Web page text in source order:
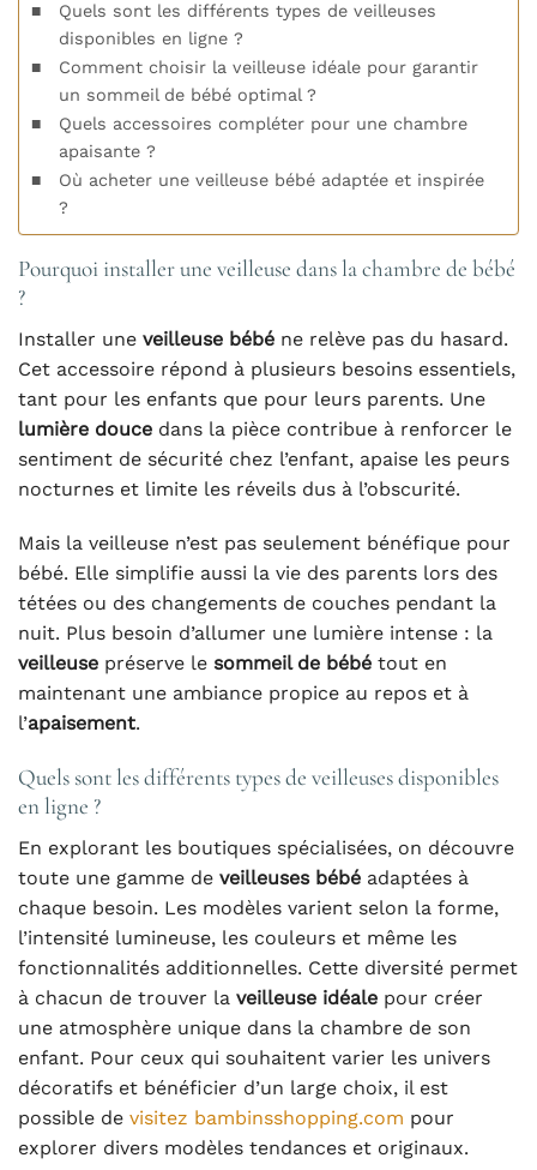
Quels sont les différents types de veilleuses
disponibles en ligne ?
Comment choisir la veilleuse idéale pour garantir
un sommeil de bébé optimal ?
Quels accessoires compléter pour une chambre
apaisante ?
Où acheter une veilleuse bébé adaptée et inspirée
?
Pourquoi installer une veilleuse dans la chambre de bébé
?
Installer une veilleuse bébé ne relève pas du hasard.
Cet accessoire répond à plusieurs besoins essentiels,
tant pour les enfants que pour leurs parents. Une
lumière douce dans la pièce contribue à renforcer le
sentiment de sécurité chez l’enfant, apaise les peurs
nocturnes et limite les réveils dus à l’obscurité.
Mais la veilleuse n’est pas seulement bénéfique pour
bébé. Elle simplifie aussi la vie des parents lors des
tétées ou des changements de couches pendant la
nuit. Plus besoin d’allumer une lumière intense : la
veilleuse préserve le sommeil de bébé tout en
maintenant une ambiance propice au repos et à
l’apaisement.
Quels sont les différents types de veilleuses disponibles
en ligne ?
En explorant les boutiques spécialisées, on découvre
toute une gamme de veilleuses bébé adaptées à
chaque besoin. Les modèles varient selon la forme,
l’intensité lumineuse, les couleurs et même les
fonctionnalités additionnelles. Cette diversité permet
à chacun de trouver la veilleuse idéale pour créer
une atmosphère unique dans la chambre de son
enfant. Pour ceux qui souhaitent varier les univers
décoratifs et bénéficier d’un large choix, il est
possible de visitez bambinsshopping.com pour
explorer divers modèles tendances et originaux.